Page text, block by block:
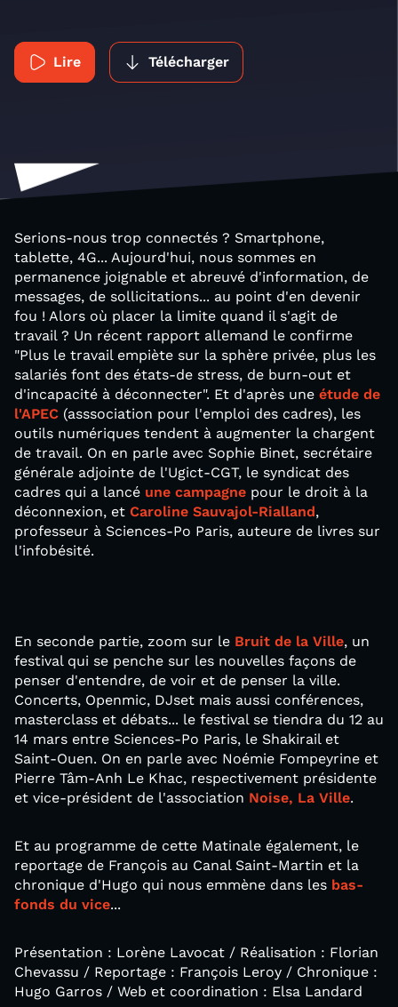
Lire Télécharger
Serions-nous trop connectés ? Smartphone,
tablette, 4G... Aujourd'hui, nous sommes en
permanence joignable et abreuvé d'information, de
messages, de sollicitations... au point d'en devenir
fou ! Alors où placer la limite quand il s'agit de
travail ? Un récent rapport allemand le confirme
"Plus le travail empiète sur la sphère privée, plus les
salariés font des états-de stress, de burn-out et
d'incapacité à déconnecter". Et d'après une étude de
l'APEC (asssociation pour l'emploi des cadres), les
outils numériques tendent à augmenter la chargent
de travail. On en parle avec Sophie Binet, secrétaire
générale adjointe de l'Ugict-CGT, le syndicat des
cadres qui a lancé une campagne pour le droit à la
déconnexion, et Caroline Sauvajol-Rialland,
professeur à Sciences-Po Paris, auteure de livres sur
l'infobésité.
En seconde partie, zoom sur le Bruit de la Ville, un
festival qui se penche sur les nouvelles façons de
penser d'entendre, de voir et de penser la ville.
Concerts, Openmic, DJset mais aussi conférences,
masterclass et débats... le festival se tiendra du 12 au
14 mars entre Sciences-Po Paris, le Shakirail et
Saint-Ouen. On en parle avec Noémie Fompeyrine et
Pierre Tâm-Anh Le Khac, respectivement présidente
et vice-président de l'association Noise, La Ville.
Et au programme de cette Matinale également, le
reportage de François au Canal Saint-Martin et la
chronique d'Hugo qui nous emmène dans les bas-
fonds du vice...
Présentation : Lorène Lavocat / Réalisation : Florian
Chevassu / Reportage : François Leroy / Chronique :
Hugo Garros / Web et coordination : Elsa Landard